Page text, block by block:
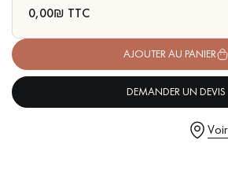
Un expert Décoplus Parquets
Demandez un rendez-vous
0,00₪ TTC
AJOUTER AU PANIER
DEMANDER UN DEVIS